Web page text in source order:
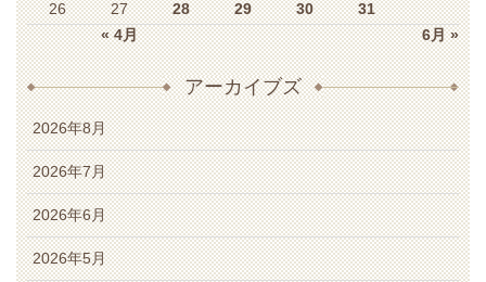
« 4月 6月 »
26
27 28 29 30 31
アーカイブズ
2026年8月
2026年7月
2026年6月
2026年5月